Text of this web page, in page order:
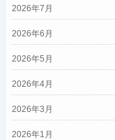
2026年7月
2026年6月
2026年5月
2026年4月
2026年3月
2026年1月